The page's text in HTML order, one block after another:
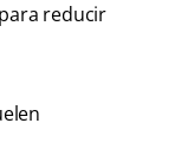
reducir